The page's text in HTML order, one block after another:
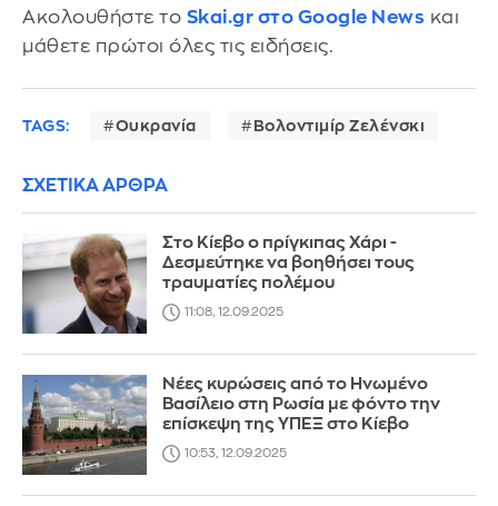
Ακολουθήστε το Skai.gr στο Google News και
μάθετε πρώτοι όλες τις ειδήσεις.
TAGS: Ουκρανία Βολοντιμίρ Ζελένσκι
ΣΧΕΤΙΚΑ ΑΡΘΡΑ
Στο Κίεβο ο πρίγκιπας Χάρι -
Δεσμεύτηκε να βοηθήσει τους
τραυματίες πολέμου
11:08, 12.09.2025
Νέες κυρώσεις από το Ηνωμένο
Βασίλειο στη Ρωσία με φόντο την
επίσκεψη της ΥΠΕΞ στο Κίεβο
10:53, 12.09.2025